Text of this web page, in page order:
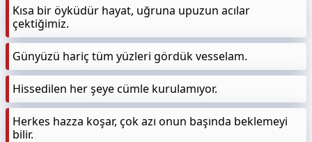
Kısa bir öyküdür hayat, uğruna upuzun acılar
çektiğimiz.
Günyüzü hariç tüm yüzleri gördük vesselam.
Hissedilen her şeye cümle kurulamıyor.
Herkes hazza koşar, çok azı onun başında beklemeyi
bilir.